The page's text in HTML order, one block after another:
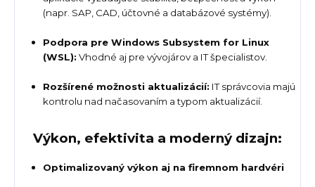
(napr. SAP, CAD, účtovné a databázové systémy).
Podpora pre Windows Subsystem for Linux
(WSL): Vhodné aj pre vývojárov a IT špecialistov.
Rozšírené možnosti aktualizácií: IT správcovia majú
kontrolu nad načasovaním a typom aktualizácií.
Výkon, efektivita a moderný dizajn:
Optimalizovaný výkon aj na firemnom hardvéri